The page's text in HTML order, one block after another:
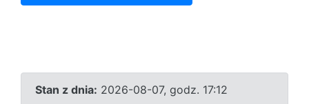
Stan z dnia: 2026-08-07, godz. 17:12